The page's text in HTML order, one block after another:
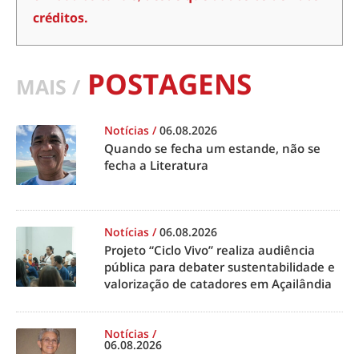
créditos.
MAIS / POSTAGENS
Notícias /06.08.2026
Quando se fecha um estande, não se
fecha a Literatura
Notícias /06.08.2026
Projeto “Ciclo Vivo” realiza audiência
pública para debater sustentabilidade e
valorização de catadores em Açailândia
Notícias /
06.08.2026